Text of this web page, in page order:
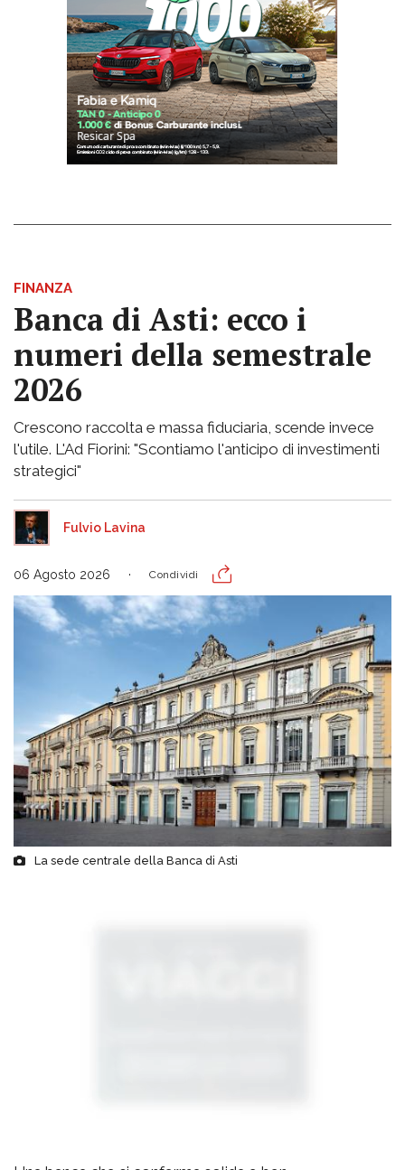
FINANZA
Banca di Asti: ecco i
numeri della semestrale
2026
Crescono raccolta e massa fiduciaria, scende invece
l'utile. L'Ad Fiorini: "Scontiamo l'anticipo di investimenti
strategici"
Fulvio Lavina
06 Agosto 2026 Condividi
La sede centrale della Banca di Asti